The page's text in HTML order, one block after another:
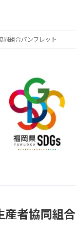
同組合パンフレット
産者協同組合